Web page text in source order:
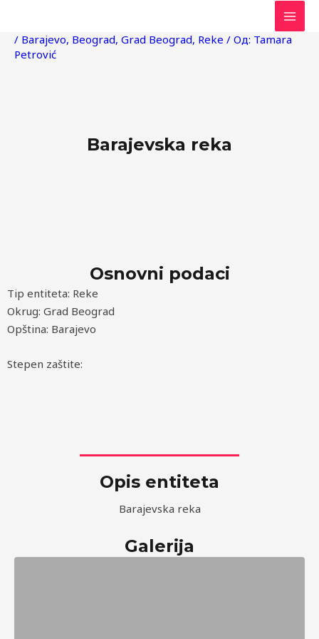
садржај
/ Barajevo, Beograd, Grad Beograd, Reke / Од: Tamara
Petrović
Barajevska reka
Osnovni podaci
Tip entiteta: Reke
Okrug: Grad Beograd
Opština: Barajevo
Stepen zaštite:
Opis entiteta
Barajevska reka
Galerija